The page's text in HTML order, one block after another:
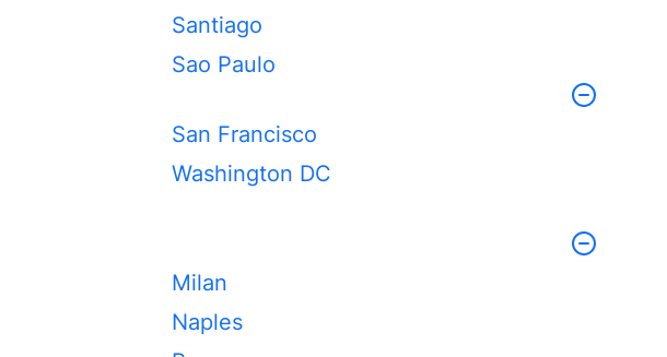
Santiago
Sao Paulo
San Francisco
Washington DC
Milan
Naples